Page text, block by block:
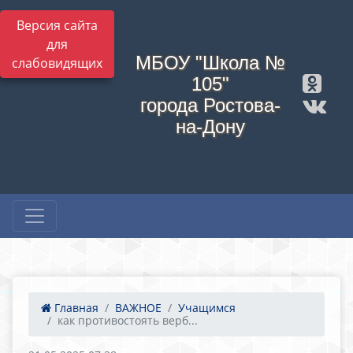
Версия сайта
для
слабовидящих
МБОУ "Школа №
105"
города Ростова-
на-Дону
Главная ВАЖНОЕ
Учащимся
как противостоять верб...